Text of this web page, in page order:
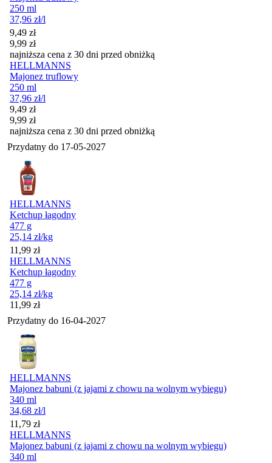
250 ml
37,96 zł/l
Cena promocyjna
9,49 zł
9,99 zł
najniższa cena z 30 dni przed obniżką
HELLMANNS
Majonez truflowy
250 ml
37,96 zł/l
Cena promocyjna
9,49 zł
9,99 zł
najniższa cena z 30 dni przed obniżką
Przydatny do 17-05-2027
HELLMANNS
Ketchup łagodny
477 g
25,14 zł/kg
Cena
11,99 zł
HELLMANNS
Ketchup łagodny
477 g
25,14 zł/kg
Cena
11,99 zł
Przydatny do 16-04-2027
HELLMANNS
Majonez babuni (z jajami z chowu na wolnym wybiegu)
340 ml
34,68 zł/l
Cena
11,79 zł
HELLMANNS
Majonez babuni (z jajami z chowu na wolnym wybiegu)
340 ml